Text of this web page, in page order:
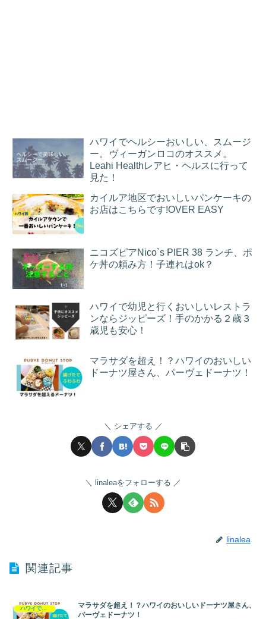
ハワイでヘルシーおいしい、スムージ
ー。ヴィーガンロコのオススメ。
Leahi Healthレアヒ・ヘルスに行って
見た！
カイルア地区でおいしいパンケーキの
お店はこちらです!OVER EASY
ニコズピアNico`s PIER 38 ランチ、ポ
ケ丼の頼み方！子連れはok？
ハワイで幼児と行くおいしいレストラ
ンならジッピーズ！手のかかる２歳３
歳児も安心！
マラサダを超え！？ハワイのおいしい
ドーナツ屋さん、パーヴェドーナツ！
シェアする
linaleaをフォローする
linalea
関連記事
ハワイで食べる
マラサダを超え！？ハワイのおいしいドーナツ屋さん、
パーヴェドーナツ！